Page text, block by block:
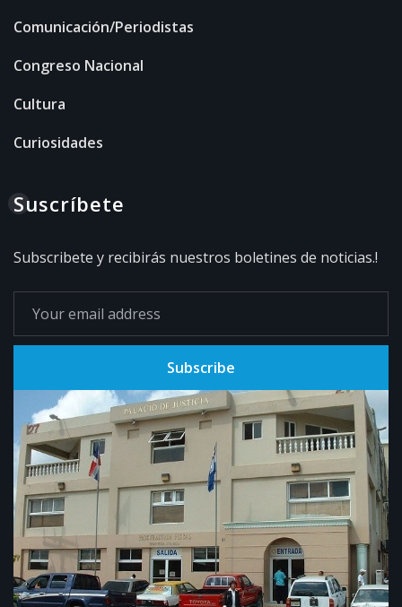
Comunicación/Periodistas
Congreso Nacional
Cultura
Curiosidades
Suscríbete
Subscribete y recibirás nuestros boletines de noticias.!
Subscribe